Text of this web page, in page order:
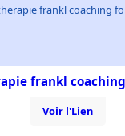
frankl coaching
frankl
Voir l'Lien